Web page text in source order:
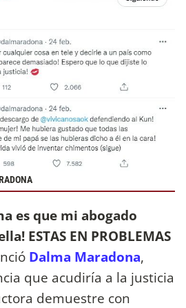
es que mi abogado
ESTAS EN PROBLEMAS
Dalma Maradona,
que acudiría a la justicia
demuestre con